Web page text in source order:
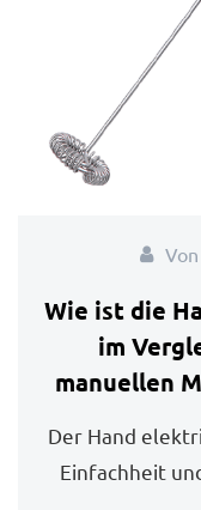
Wie ist die
im
manuellen
Der Hand elektrische Mini -Milch Frother ist für
Einfachheit